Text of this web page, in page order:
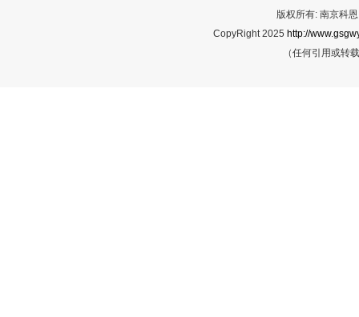
版权所有: 南京科
CopyRight 2025 http://
（任何引用或转